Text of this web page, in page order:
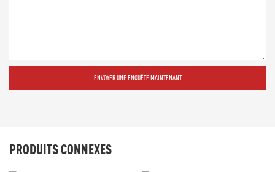
ENVOYER UNE ENQUÊTE MAINTENANT
PRODUITS CONNEXES